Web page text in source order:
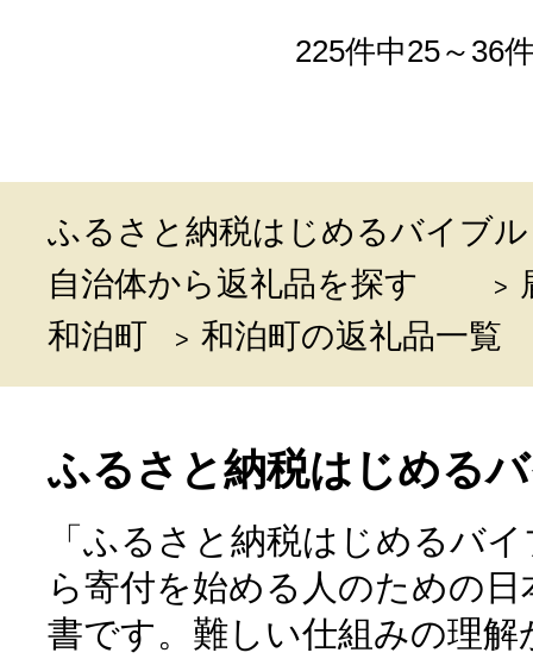
225件中25～36
ふるさと納税はじめるバイブル
自治体から返礼品を探す
和泊町
和泊町の返礼品一覧
ふるさと納税はじめる
「ふるさと納税はじめるバ
ら寄付を始める人のための
書です。難しい仕組みの理